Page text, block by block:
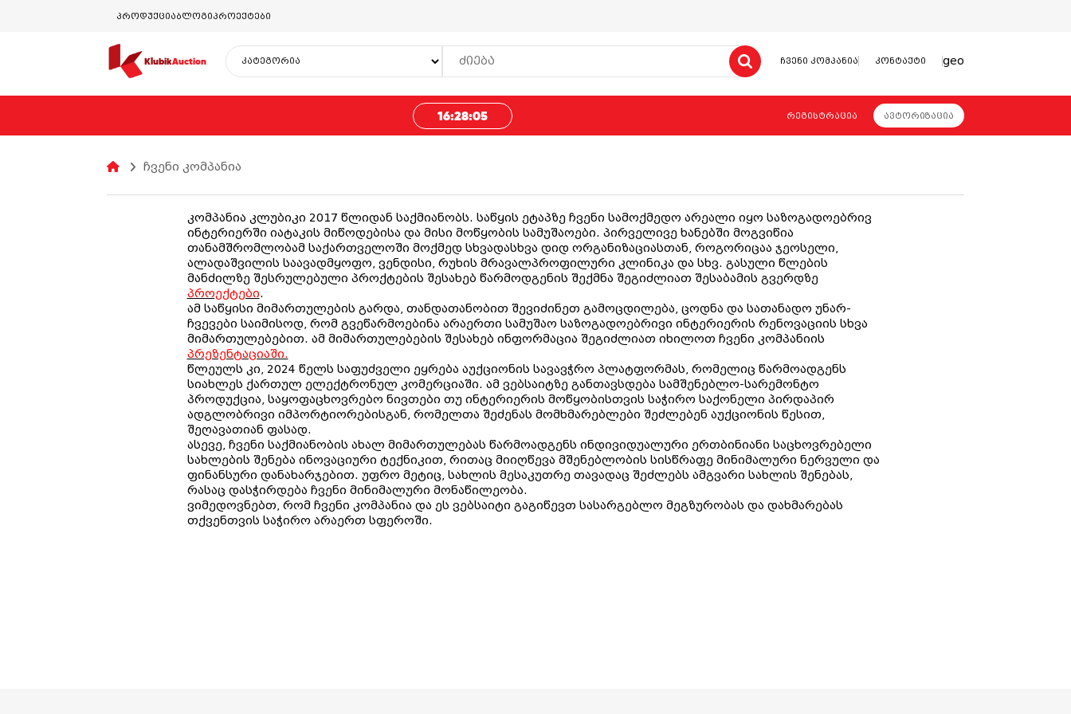
პროდუქციაბლოგიპროექტები
KlubikAuction ჩვენი კომპანია კონტაქტი geo
16:28:05 რეგისტრაცია ავტორიზაცია
ჩვენი კომპანია
კომპანია კლუბიკი 2017 წლიდან საქმიანობს. საწყის ეტაპზე ჩვენი სამოქმედო არეალი იყო საზოგადოებრივ
ინტერიერში იატაკის მიწოდებისა და მისი მოწყობის სამუშაოები. პირველივე ხანებში მოგვიწია
თანამშრომლობამ საქართველოში მოქმედ სხვადასხვა დიდ ორგანიზაციასთან, როგორიცაა ჯეოსელი,
ალადაშვილის საავადმყოფო, ვენდისი, რუხის მრავალპროფილური კლინიკა და სხვ. გასული წლების
მანძილზე შესრულებული პროქტების შესახებ წარმოდგენის შექმნა შეგიძლიათ შესაბამის გვერდზე
პროექტები.
ამ საწყისი მიმართულების გარდა, თანდათანობით შევიძინეთ გამოცდილება, ცოდნა და სათანადო უნარ-
ჩვევები საიმისოდ, რომ გვეწარმოებინა არაერთი სამუშაო საზოგადოებრივი ინტერიერის რენოვაციის სხვა
მიმართულებებით. ამ მიმართულებების შესახებ ინფორმაცია შეგიძლიათ იხილოთ ჩვენი კომპანიის
პრეზენტაციაში.
წლეულს კი, 2024 წელს საფუძველი ეყრება აუქციონის სავავჭრო პლატფორმას, რომელიც წარმოადგენს
სიახლეს ქართულ ელექტრონულ კომერციაში. ამ ვებსაიტზე განთავსდება სამშენებლო-სარემონტო
პროდუქცია, საყოფაცხოვრებო ნივთები თუ ინტერიერის მოწყობისთვის საჭირო საქონელი პირდაპირ
ადგლობრივი იმპორტიორებისგან, რომელთა შეძენას მომხმარებლები შეძლებენ აუქციონის წესით,
შეღავათიან ფასად.
ასევე, ჩვენი საქმიანობის ახალ მიმართულებას წარმოადგენს ინდივიდუალური ერთბინიანი საცხოვრებელი
სახლების შენება ინოვაციური ტექნიკით, რითაც მიიღწევა მშენებლობის სისწრაფე მინიმალური ნერვული და
ფინანსური დანახარჯებით. უფრო მეტიც, სახლის მესაკუთრე თავადაც შეძლებს ამგვარი სახლის შენებას,
რასაც დასჭირდება ჩვენი მინიმალური მონაწილეობა.
ვიმედოვნებთ, რომ ჩვენი კომპანია და ეს ვებსაიტი გაგიწევთ სასარგებლო მეგზურობას და დახმარებას
თქვენთვის საჭირო არაერთ სფეროში.